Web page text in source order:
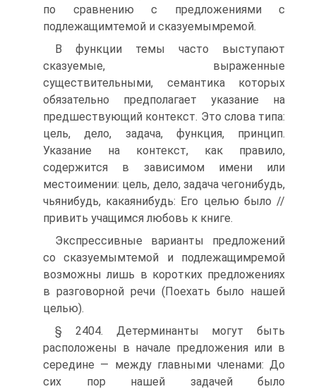
по сравнению с предложениями с
подлежащим­темой и сказуемым­ремой.
В функции темы часто выступают
сказуемые, выраженные
существительными, семантика которых
обязательно предполагает указание на
предшествующий контекст. Это слова типа:
цель, дело, задача, функция, принцип.
Указание на контекст, как правило,
содержится в зависимом имени или
местоимении: цель, дело, задача чего­нибудь,
чья­нибудь, какая­нибудь: Его целью было //
привить учащимся любовь к книге.
Экспрессивные варианты предложений
со сказуемым­темой и подлежащим­ремой
возможны лишь в коротких предложениях
в разговорной речи (Поехать было нашей
целью).
§ 2404. Детерминанты могут быть
расположены в начале предложения или в
середине — между главными членами: До
сих пор нашей задачей было